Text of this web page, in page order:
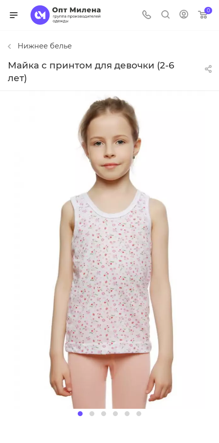
0
Нижнее белье
Майка с принтом для девочки (2-6
лет)